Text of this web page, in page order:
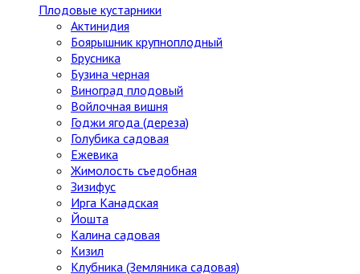
Плодовые кустарники
Актинидия
Боярышник крупноплодный
Брусника
Бузина черная
Виноград плодовый
Войлочная вишня
Годжи ягода (дереза)
Голубика садовая
Ежевика
Жимолость съедобная
Зизифус
Ирга Канадская
Йошта
Калина садовая
Кизил
Клубника (Земляника садовая)